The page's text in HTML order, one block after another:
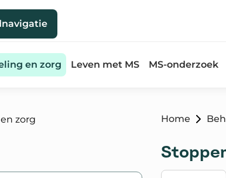
en zorg Leven met MS MS-onderzoek
zorg Home